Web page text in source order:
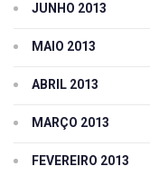
JUNHO 2013
MAIO 2013
ABRIL 2013
MARÇO 2013
FEVEREIRO 2013